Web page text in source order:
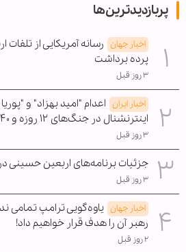
پربازدیدترین‌ها
اخبار جهان رسانه آمریکایی از تلفات
پرده برداشت
۳ روز قبل
اخبار ایران اعدام "امید بهزاد" و
اینترنشنال در جنگ‌های ۱۲ روزه و ۴۰ روزه
۳ روز قبل
جزئیات برنامه‌های اربعین حسینی
۳ روز قبل
اخبار جهان یاوه‌گویی ترامپ تمامی
رهبر آن را هدف قرار خواهیم داد!
۲ روز قبل